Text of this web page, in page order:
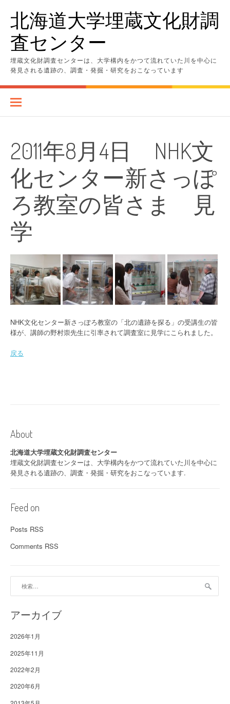
ッ
北海道大学埋蔵文化財調
査センター
埋蔵文化財調査センターは、大学構内をかつて流れていた川を中心に
発見される遺跡の、調査・発掘・研究をおこなっています
2011年8月4日 NHK文
化センター新さっぽ
ろ教室の皆さま 見
学
NHK文化センター新さっぽろ教室の「北の遺跡を探る」の受講生の皆
様が、講師の野村崇先生に引率されて調査室に見学にこられました。
戻る
About
北海道大学埋蔵文化財調査センター
埋蔵文化財調査センターは、大学構内をかつて流れていた川を中心に
発見される遺跡の、調査・発掘・研究をおこなっています.
Feed on
Posts RSS
Comments RSS
アーカイブ
2026年1月
2025年11月
2022年2月
2020年6月